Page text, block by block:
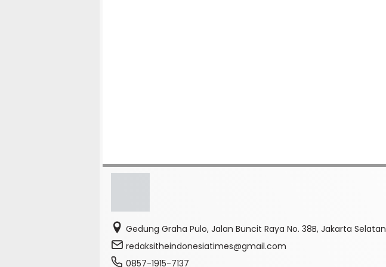
Gedung Graha Pulo, Jalan Buncit Raya No. 38B, Jakarta Selatan
redaksitheindonesiatimes@gmail.com
0857-1915-7137